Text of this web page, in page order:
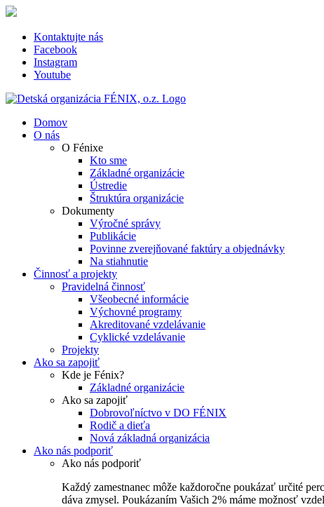
Skip
contentKontaktujte nás
Facebook
Instagram
Youtube
Domov
O nás
O Fénixe
Kto sme
Základné organizácie
Ústredie
Štruktúra organizácie
Dokumenty
Výročné správy
Publikácie
Povinne zverejňované faktúry a objednávky
Na stiahnutie
Činnosť a projekty
Pravidelná činnosť
Všeobecné informácie
Výchovné programy
Akreditované vzdelávanie
Cyklické vzdelávanie
Projekty
Ako sa zapojiť
Kde je Fénix?
Základné organizácie
Ako sa zapojiť
Dobrovoľníctvo v DO FÉNIX
Rodič a dieťa
Nová základná organizácia
Ako nás podporiť
Ako nás podporiť
Každý zamestnanec môže každoročne poukázať určité
dáva zmysel. Poukázaním Vašich 2% máme možnosť